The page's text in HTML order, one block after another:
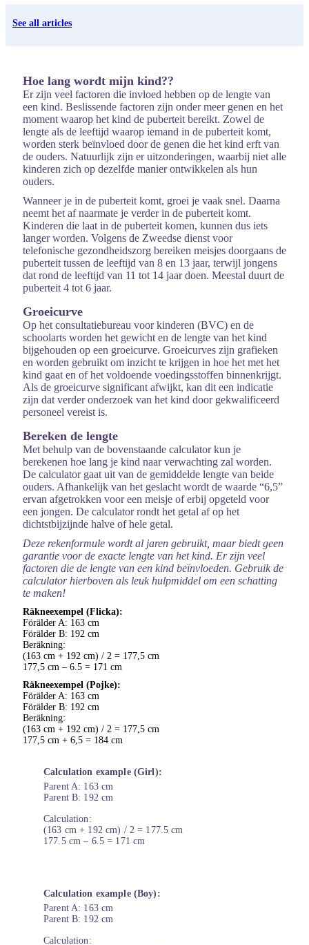
See all articles
Hoe lang wordt mijn kind??
Er zijn veel factoren die invloed hebben op de lengte van
een kind. Beslissende factoren zijn onder meer genen en het
moment waarop het kind de puberteit bereikt. Zowel de
lengte als de leeftijd waarop iemand in de puberteit komt,
worden sterk beïnvloed door de genen die het kind erft van
de ouders. Natuurlijk zijn er uitzonderingen, waarbij niet alle
kinderen zich op dezelfde manier ontwikkelen als hun
ouders.
Wanneer je in de puberteit komt, groei je vaak snel. Daarna
neemt het af naarmate je verder in de puberteit komt.
Kinderen die laat in de puberteit komen, kunnen dus iets
langer worden. Volgens de Zweedse dienst voor
telefonische gezondheidszorg bereiken meisjes doorgaans de
puberteit tussen de leeftijd van 8 en 13 jaar, terwijl jongens
dat rond de leeftijd van 11 tot 14 jaar doen. Meestal duurt de
puberteit 4 tot 6 jaar.
Groeicurve
Op het consultatiebureau voor kinderen (BVC) en de
schoolarts worden het gewicht en de lengte van het kind
bijgehouden op een groeicurve. Groeicurves zijn grafieken
en worden gebruikt om inzicht te krijgen in hoe het met het
kind gaat en of het voldoende voedingsstoffen binnenkrijgt.
Als de groeicurve significant afwijkt, kan dit een indicatie
zijn dat verder onderzoek van het kind door gekwalificeerd
personeel vereist is.
Bereken de lengte
Met behulp van de bovenstaande calculator kun je
berekenen hoe lang je kind naar verwachting zal worden.
De calculator gaat uit van de gemiddelde lengte van beide
ouders. Afhankelijk van het geslacht wordt de waarde “6,5”
ervan afgetrokken voor een meisje of erbij opgeteld voor
een jongen. De calculator rondt het getal af op het
dichtstbijzijnde halve of hele getal.
Deze rekenformule wordt al jaren gebruikt, maar biedt geen
garantie voor de exacte lengte van het kind. Er zijn veel
factoren die de lengte van een kind beïnvloeden. Gebruik de
calculator hierboven als leuk hulpmiddel om een ​​schatting
te maken!
Räkneexempel (Flicka):
Förälder A: 163 cm
Förälder B: 192 cm
Beräkning:
(163 cm + 192 cm) / 2 = 177,5 cm
177,5 cm – 6.5 = 171 cm
Räkneexempel (Pojke):
Förälder A: 163 cm
Förälder B: 192 cm
Beräkning:
(163 cm + 192 cm) / 2 = 177,5 cm
177,5 cm + 6,5 = 184 cm
Calculation example (Girl):
Parent A: 163 cm
Parent B: 192 cm
Calculation:
(163 cm + 192 cm) / 2 = 177.5 cm
177.5 cm – 6.5 = 171 cm
Calculation example (Boy):
Parent A: 163 cm
Parent B: 192 cm
Calculation: